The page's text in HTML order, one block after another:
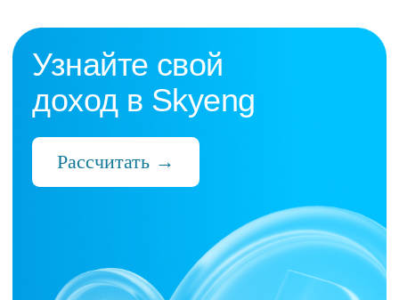
которые ценят:
Время
Готовые планы и материалы, онлайн-
платформа с автопроверкой заданий,
поддержка 24/7 и никакой бюрократии
Деньги
без штрафов и переработок, скрытых
условий и неприятных сюрпризов
Уважение к преподавателю и его